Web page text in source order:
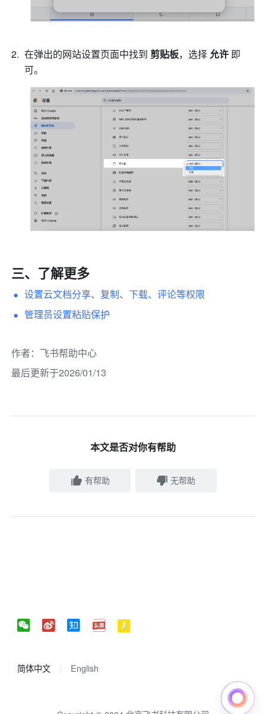
在弹出的网站设置页面中找到 剪贴板，选择 允许 即
可。
三、了解更多
设置云文档分享、复制、下载、评论等权限
管理员设置粘贴保护
作者： 飞书帮助中心
最后更新于2026/01/13
本文是否对你有帮助
有帮助 无帮助
简体中文 English